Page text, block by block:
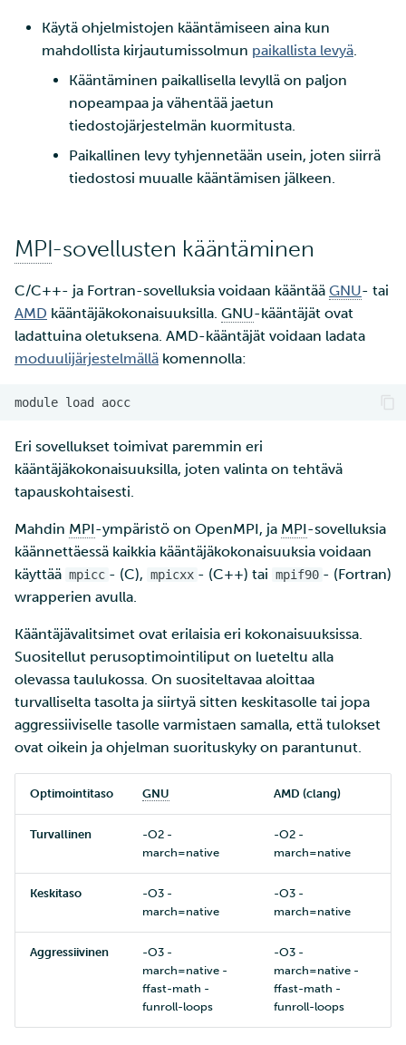
Jäsenten lisääminen
projektiisi
Palveluiden käyttöoikeuden
lisääminen projektille
Projektisi hallinta
Levykiintiöiden
kasvattaminen
Mahti-supertietokoneen
suuren osion käyttö
Laskentayksiköiden käytön
Laskutus
tunnistautuminen
Vahva tunnistautuminen
Suuri läpäisykyky
Interaktiivinen käyttö
Suorituskyvyn tarkistuslista
CUDA
OpenACC ja OpenMP
offloading
OpenACC
Ohjelmistojen kääntäminen
Spackilla
R-Jupyter
RStudio
TensorBoard
Visual Studio Code
ominaisuudet
Tietokantainstanssin
koon muuttaminen
uudelleenkoonti
pienten tiedostojen
tehokkaaseen siirtoon
Wgetin käyttö datan
lataamiseen
CSC:lle
Tiedostojen jakaminen ja
CSC:n
välillä
Etälevyjen liittäminen
SD Services –
Versiohistoria
Käytä ohjelmistojen kääntämiseen aina kun
mahdollista kirjautumissolmun paikallista levyä.
Kääntäminen paikallisella levyllä on paljon
nopeampaa ja vähentää jaetun
tiedostojärjestelmän kuormitusta.
Paikallinen levy tyhjennetään usein, joten siirrä
tiedostosi muualle kääntämisen jälkeen.
MPI-sovellusten kääntäminen
C/C++- ja Fortran-sovelluksia voidaan kääntää GNU- tai
AMD kääntäjäkokonaisuuksilla. GNU-kääntäjät ovat
ladattuina oletuksena. AMD-kääntäjät voidaan ladata
moduulijärjestelmällä komennolla:
Eri sovellukset toimivat paremmin eri
kääntäjäkokonaisuuksilla, joten valinta on tehtävä
tapauskohtaisesti.
Mahdin MPI-ympäristö on OpenMPI, ja MPI-sovelluksia
käännettäessä kaikkia kääntäjäkokonaisuuksia voidaan
käyttää mpicc - (C), mpicxx - (C++) tai mpif90 - (Fortran)
wrapperien avulla.
Kääntäjävalitsimet ovat erilaisia eri kokonaisuuksissa.
Suositellut perusoptimointiliput on lueteltu alla
olevassa taulukossa. On suositeltavaa aloittaa
turvalliselta tasolta ja siirtyä sitten keskitasolle tai jopa
aggressiiviselle tasolle varmistaen samalla, että tulokset
ovat oikein ja ohjelman suorituskyky on parantunut.
Optimointitaso GNU AMD (clang)
Turvallinen
-O2 -
march=native
-O2 -
march=native
Keskitaso
-O3 -
march=native
-O3 -
march=native
Aggressiivinen
-O3 -
march=native -
ffast-math -
funroll-loops
-O3 -
march=native -
ffast-math -
funroll-loops